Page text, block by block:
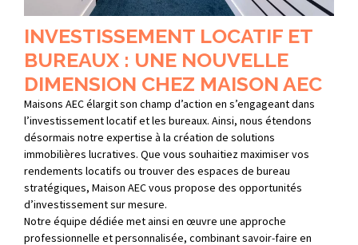
INVESTISSEMENT LOCATIF ET
BUREAUX : UNE NOUVELLE
DIMENSION CHEZ MAISON AEC
Maisons AEC élargit son champ d’action en s’engageant dans
l’investissement locatif et les bureaux. Ainsi, nous étendons
désormais notre expertise à la création de solutions
immobilières lucratives. Que vous souhaitiez maximiser vos
rendements locatifs ou trouver des espaces de bureau
stratégiques, Maison AEC vous propose des opportunités
d’investissement sur mesure.
Notre équipe dédiée met ainsi en œuvre une approche
professionnelle et personnalisée, combinant savoir-faire en